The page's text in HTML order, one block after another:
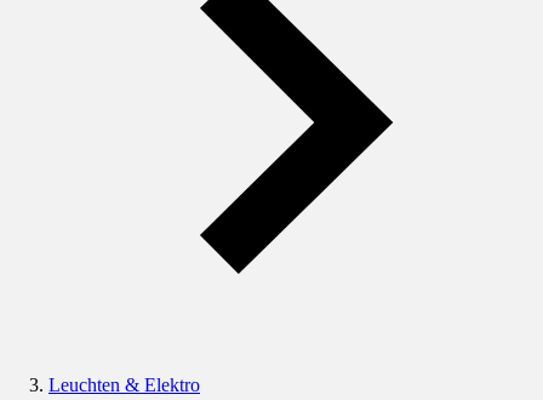
Leuchten & Elektro